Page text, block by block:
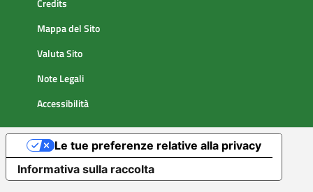
Credits
Mappa del Sito
Valuta Sito
Note Legali
Accessibilità
Informativa sulla raccolta
Le tue preferenze relative alla privacy